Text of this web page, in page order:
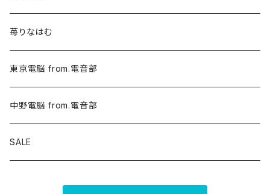
苺りなはむ
東京電脳 from.電音部
中野電脳 from.電音部
SALE